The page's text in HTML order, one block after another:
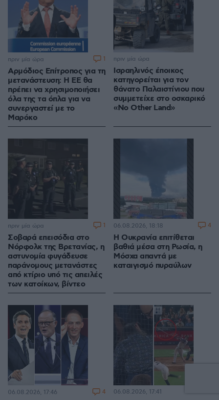
Αρμόδιος Επίτροπος για τη
μετανάστευση: Η ΕΕ θα
πρέπει να χρησιμοποιήσει
όλα της τα όπλα για να
συνεργαστεί με το
Μαρόκο
πριν μία ώρα 1
Ισραηλινός έποικος
κατηγορείται για τον
θάνατο Παλαιστίνιου που
συμμετείχε στο οσκαρικό
«No Other Land»
πριν μία ώρα
Σοβαρά επεισόδια στο
Νόρφολκ της Βρετανίας, η
αστυνομία φυγάδευσε
παράνομους μετανάστες
από κτίριο υπό τις απειλές
των κατοίκων, βίντεο
πριν μία ώρα 1
Η Ουκρανία επιτίθεται
βαθιά μέσα στη Ρωσία, η
Μόσχα απαντά με
καταιγισμό πυραύλων
06.08.2026, 18:18 4
06.08.2026, 17:46 4 06.08.2026, 17:41